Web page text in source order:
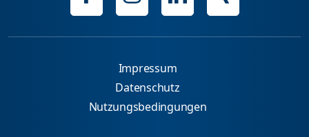
Impressum
Datenschutz
Nutzungsbedingungen